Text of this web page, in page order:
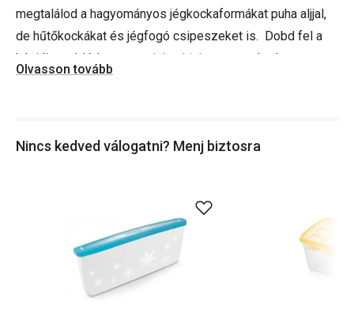
megtalálod a hagyományos jégkockaformákat puha aljjal,
de hűtőkockákat és jégfogó csipeszeket is. Dobd fel a
házi limonádédat, egy
pohár whiskyt
vagy a kedvenc
koktélodat!
Olvasson tovább
Nincs kedved válogatni? Menj biztosra